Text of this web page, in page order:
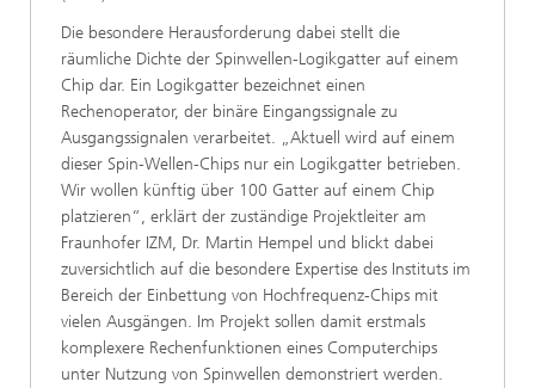
Die besondere Herausforderung dabei stellt die
räumliche Dichte der Spinwellen-Logikgatter auf einem
Chip dar. Ein Logikgatter bezeichnet einen
Rechenoperator, der binäre Eingangssignale zu
Ausgangssignalen verarbeitet. „Aktuell wird auf einem
dieser Spin-Wellen-Chips nur ein Logikgatter betrieben.
Wir wollen künftig über 100 Gatter auf einem Chip
platzieren“, erklärt der zuständige Projektleiter am
Fraunhofer IZM, Dr. Martin Hempel und blickt dabei
zuversichtlich auf die besondere Expertise des Instituts im
Bereich der Einbettung von Hochfrequenz-Chips mit
vielen Ausgängen. Im Projekt sollen damit erstmals
komplexere Rechenfunktionen eines Computerchips
unter Nutzung von Spinwellen demonstriert werden.